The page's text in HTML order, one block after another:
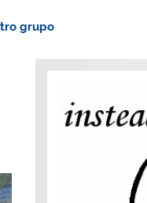
grupo